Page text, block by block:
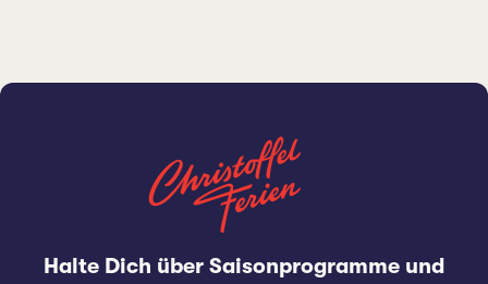
Halte Dich über Saisonprogramme und